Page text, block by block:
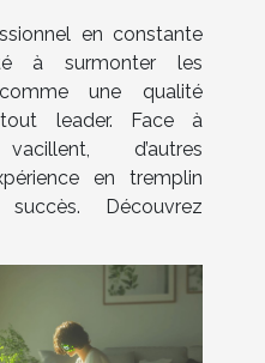
en constante
à surmonter les
une qualité
leader. Face à
d’autres
en tremplin
Découvrez